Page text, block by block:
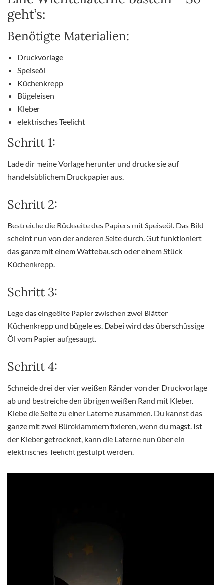
geht’s:
Benötigte Materialien:
Druckvorlage
Speiseöl
Küchenkrepp
Bügeleisen
Kleber
elektrisches Teelicht
Schritt 1:
Lade dir meine Vorlage herunter und drucke sie auf
handelsüblichem Druckpapier aus.
Schritt 2:
Bestreiche die Rückseite des Papiers mit Speiseöl. Das Bild
scheint nun von der anderen Seite durch. Gut funktioniert
das ganze mit einem Wattebausch oder einem Stück
Küchenkrepp.
Schritt 3:
Lege das eingeölte Papier zwischen zwei Blätter
Küchenkrepp und bügele es. Dabei wird das überschüssige
Öl vom Papier aufgesaugt.
Schritt 4:
Schneide drei der vier weißen Ränder von der Druckvorlage
ab und bestreiche den übrigen weißen Rand mit Kleber.
Klebe die Seite zu einer Laterne zusammen. Du kannst das
ganze mit zwei Büroklammern fixieren, wenn du magst. Ist
der Kleber getrocknet, kann die Laterne nun über ein
elektrisches Teelicht gestülpt werden.